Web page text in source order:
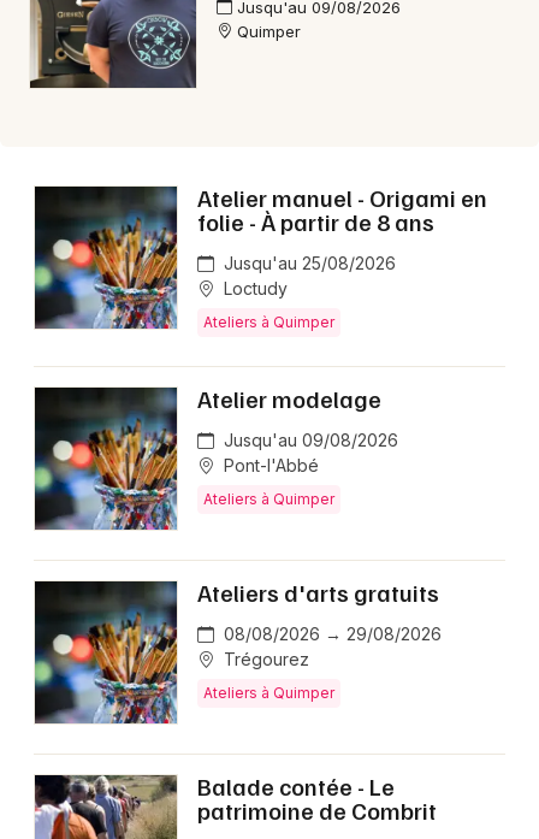
Jusqu'au 09/08/2026
Quimper
Atelier manuel - Origami en
folie - À partir de 8 ans
Jusqu'au 25/08/2026
Loctudy
Ateliers à Quimper
Atelier modelage
Jusqu'au 09/08/2026
Pont-l'Abbé
Ateliers à Quimper
Ateliers d'arts gratuits
08/08/2026 → 29/08/2026
Trégourez
Ateliers à Quimper
Balade contée - Le
patrimoine de Combrit